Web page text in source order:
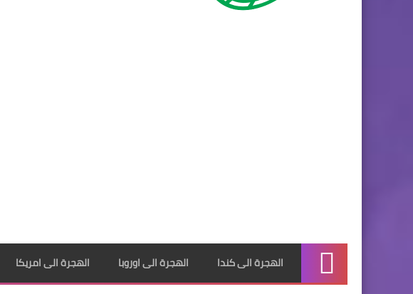
الرئيسية
الهجرة الى كندا الهجرة الى اوروبا الهجرة الى امريكا